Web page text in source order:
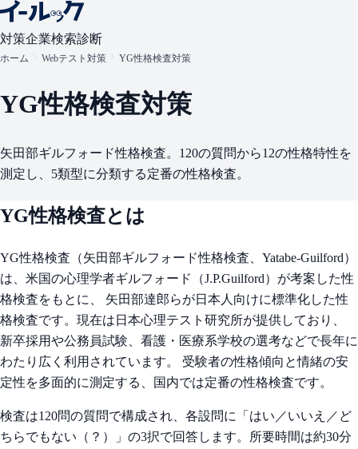
対策企業検索診断
ホーム Webテスト対策 YG性格検査対策
YG性格検査対策
矢田部ギルフォード性格検査。120の質問から12の性格特性を
測定し、5類型に分類する定番の性格検査。
YG性格検査とは
YG性格検査（矢田部ギルフォード性格検査、Yatabe-Guilford）
は、米国の心理学者ギルフォード（J.P.Guilford）が考案した性
格検査をもとに、 矢田部達郎らが日本人向けに標準化した性
格検査です。現在は日本心理テスト研究所が提供しており、
新卒採用や公務員試験、看護・医療系学校の選考などで長年に
わたり広く利用されています。 受験者の性格傾向と情緒の安
定性を多面的に測定する、国内では定番の性格検査です。
検査は120問の質問で構成され、各設問に「はい／いいえ／ど
ちらでもない（？）」の3択で回答します。所要時間は約30分